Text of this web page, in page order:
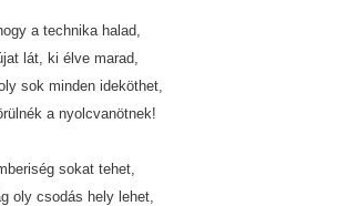
a technika halad,
lát, ki élve marad,
sok minden ideköthet,
a nyolcvanötnek!
sokat tehet,
oly csodás hely lehet,